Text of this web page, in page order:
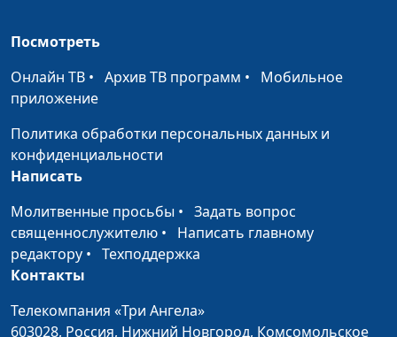
Дело Господа
Панков Александр,
Победа над смертью
(вторая часть)
Панков Александр,
(первая часть)
священнослужитель
Живой Христос (вторая
часть)
Живой Христос (первая
часть)
Панков Александр,
священнослужитель
Посмотреть
Онлайн ТВ • Архив ТВ программ • Мобильное
приложение
Политика обработки персональных данных и
конфиденциальности
Написать
Молитвенные просьбы • Задать вопрос
священнослужителю • Написать главному
редактору • Техподдержка
Контакты
Телекомпания «Три Ангела»
603028, Россия, Нижний Новгород, Комсомольское